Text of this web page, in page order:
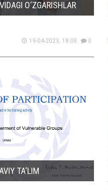
O‘ZGARISHLAR
19-04-2023, 18:08 0
TA‘LIM